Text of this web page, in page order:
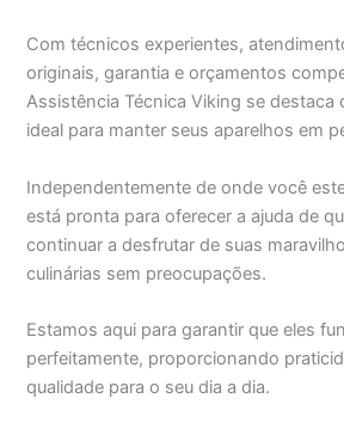
Com técnicos experientes,
originais, garantia e orçamentos
Assistência Técnica Viking se destaca
ideal para manter seus aparelhos em
Independentemente de onde você
está pronta para oferecer a ajuda de
continuar a desfrutar de suas
culinárias sem preocupações.
Estamos aqui para garantir que eles
perfeitamente, proporcionando
qualidade para o seu dia a dia.